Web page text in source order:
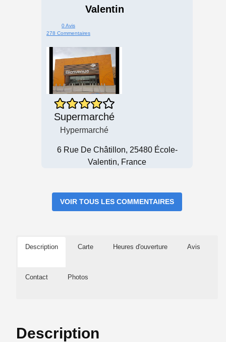
Valentin
0 Avis
278 Commentaires
Supermarché
Hypermarché
6 Rue De Châtillon, 25480 École-
Valentin, France
VOIR TOUS LES COMMENTAIRES
Description Carte Heures d'ouverture Avis
Contact Photos
Description